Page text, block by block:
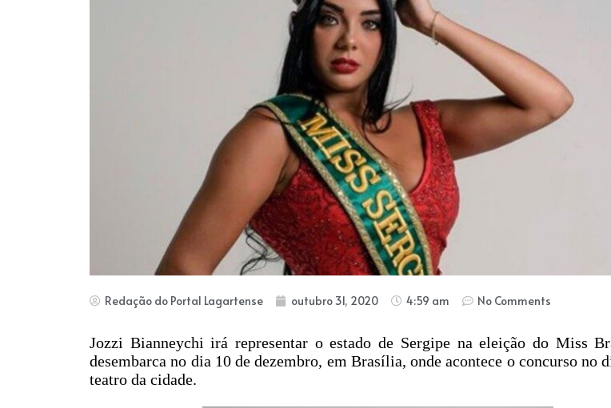
Redação do Portal Lagartense outubro 31, 2020 4:59 am No Comments
Jozzi Bianneychi irá representar o estado de Sergipe na eleição do Miss
desembarca no dia 10 de dezembro, em Brasília, onde acontece o concurso no
teatro da cidade.